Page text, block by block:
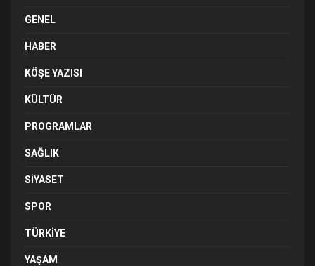
GENEL
HABER
KÖŞE YAZISI
KÜLTÜR
PROGRAMLAR
SAĞLIK
SIYASET
SPOR
TÜRKIYE
YAŞAM